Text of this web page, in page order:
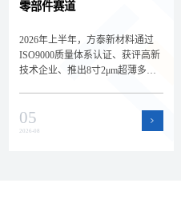
零部件赛道
2026年上半年，方泰新材料通过
ISO9000质量体系认证、获评高新
技术企业、推出8寸2μm超薄多孔
公司在品质、技术和产品方面的
进展。
05
2026-08